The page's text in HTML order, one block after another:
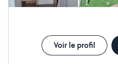
Voir le profil